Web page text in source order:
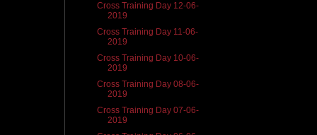
Cross Training Day 12-06-
2019
Cross Training Day 11-06-
2019
Cross Training Day 10-06-
2019
Cross Training Day 08-06-
2019
Cross Training Day 07-06-
2019